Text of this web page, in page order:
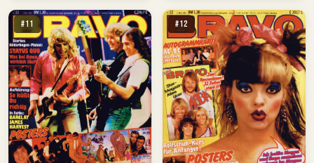
#11 #12